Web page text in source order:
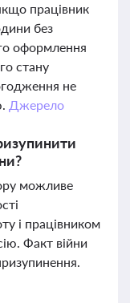
працівник
без
оформлення
стану
не
Джерело
можливе
і працівником
Факт війни